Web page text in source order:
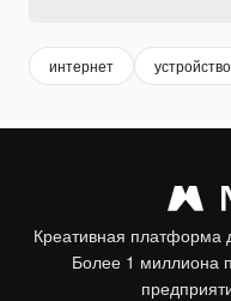
интернет устройство
Креативная платформа
Более 1 миллиона